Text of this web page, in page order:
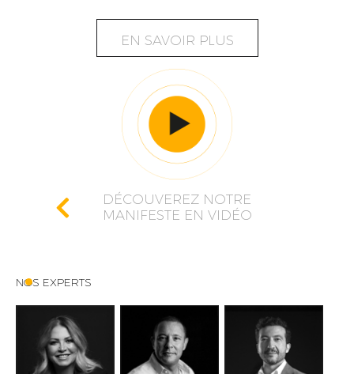
EN SAVOIR PLUS
DÉCOUVEREZ NOTRE
MANIFESTE EN VIDÉO
NOS EXPERTS